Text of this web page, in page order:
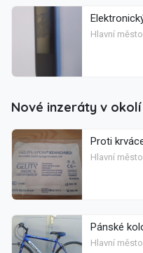
Hlavní
Nové inzeráty v okolí
Proti
Hlavní
Pánské
Hlavní